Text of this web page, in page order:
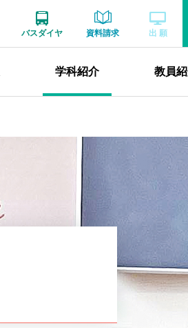
バスダイヤ 資料請求 出 願
学科紹介 教員